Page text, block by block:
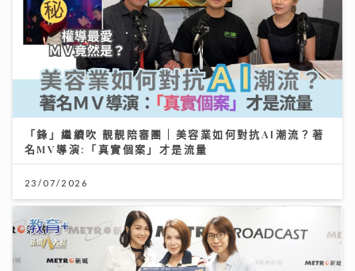
「鋒」繼續吹 靚靚陪審團 | 美容業如何對抗AI潮流？著
名MV導演:「真實個案」才是流量
23/07/2026